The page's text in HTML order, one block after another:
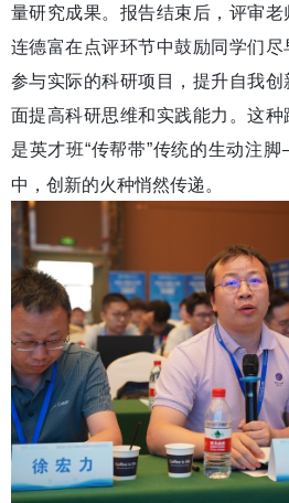
量研究成果。报告结束后，评审
连德富在点评环节中鼓励同学们
参与实际的科研项目，提升自我
面提高科研思维和实践能力。这
是英才班“传帮带”传统的生动注脚
中，创新的火种悄然传递。